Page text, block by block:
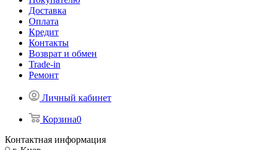
Доставка
Оплата
Кредит
Контакты
Возврат и обмен
Trade-in
Ремонт
Личный кабинет
Корзина0
Контактная информация